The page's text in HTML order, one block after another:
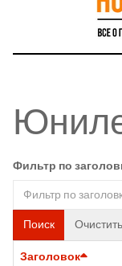
Фильтр по
Поиск Очистить
Заголовок